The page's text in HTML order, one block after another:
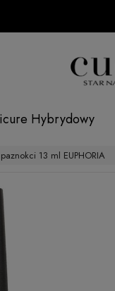
Hybrydowy
13 ml EUPHORIA